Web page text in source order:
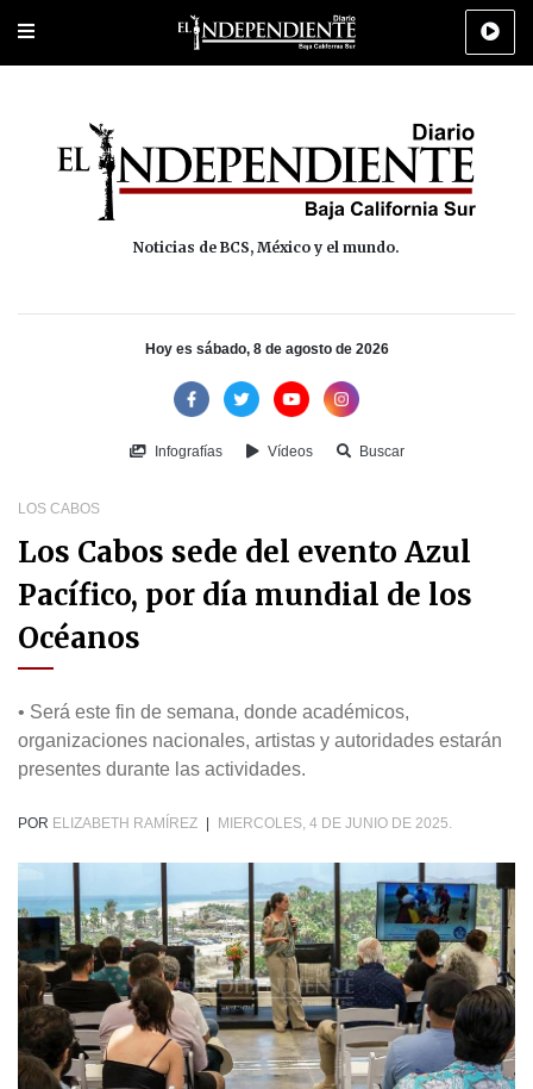
Portada Los Cabos Policiaca Deportes Cultura
Noticias de BCS, México y el mundo.
Hoy es sábado, 8 de agosto de 2026
Infografías Vídeos Buscar
LOS CABOS
Los Cabos sede del evento Azul
Pacífico, por día mundial de los
Océanos
• Será este fin de semana, donde académicos,
organizaciones nacionales, artistas y autoridades estarán
presentes durante las actividades.
POR ELIZABETH RAMÍREZ MIERCOLES, 4 DE JUNIO DE 2025.